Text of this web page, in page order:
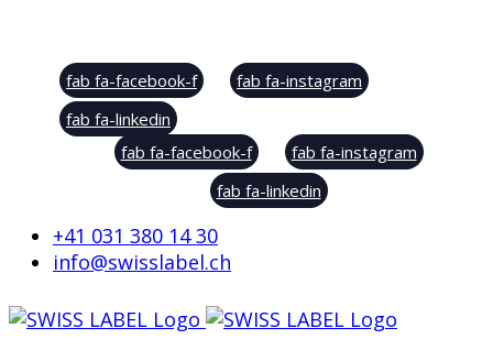
fab fa-facebook-f
fab fa-instagram
fab fa-linkedin
fab fa-facebook-f
fab fa-instagram
fab fa-linkedin
+41 031 380 14 30
info@swisslabel.ch